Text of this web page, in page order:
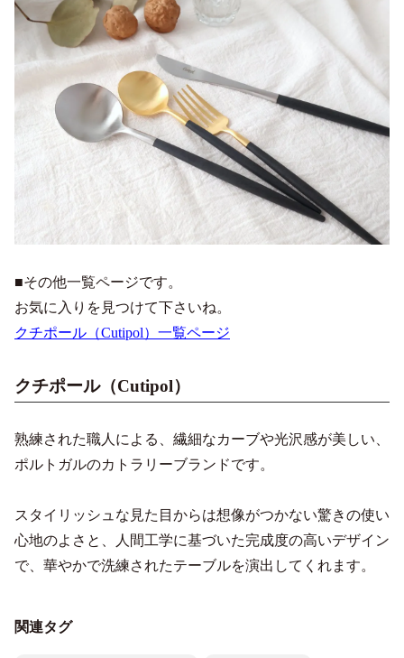
■その他一覧ページです。
お気に入りを見つけて下さいね。
クチポール（Cutipol）一覧ページ
クチポール（Cutipol）
熟練された職人による、繊細なカーブや光沢感が美しい、
ポルトガルのカトラリーブランドです。
スタイリッシュな見た目からは想像がつかない驚きの使い
心地のよさと、人間工学に基づいた完成度の高いデザイン
で、華やかで洗練されたテーブルを演出してくれます。
関連タグ